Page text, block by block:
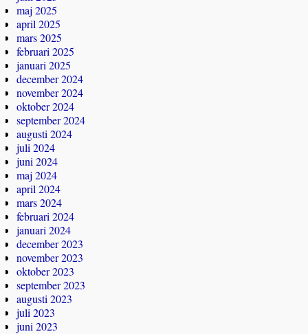
maj 2025
april 2025
mars 2025
februari 2025
januari 2025
december 2024
november 2024
oktober 2024
september 2024
augusti 2024
juli 2024
juni 2024
maj 2024
april 2024
mars 2024
februari 2024
januari 2024
december 2023
november 2023
oktober 2023
september 2023
augusti 2023
juli 2023
juni 2023